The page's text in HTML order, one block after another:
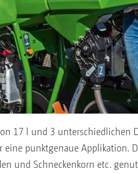
17 l und 3 unterschiedlichen
eine punktgenaue Applikation.
und Schneckenkorn etc.